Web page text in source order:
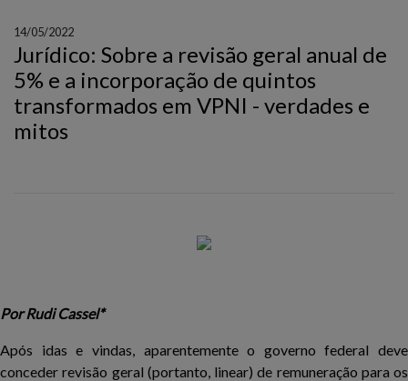
14/05/2022
Jurídico: Sobre a revisão geral anual de
5% e a incorporação de quintos
transformados em VPNI - verdades e
mitos
Por Rudi Cassel*
Após idas e vindas, aparentemente o governo federal deve
conceder revisão geral (portanto, linear) de remuneração para os